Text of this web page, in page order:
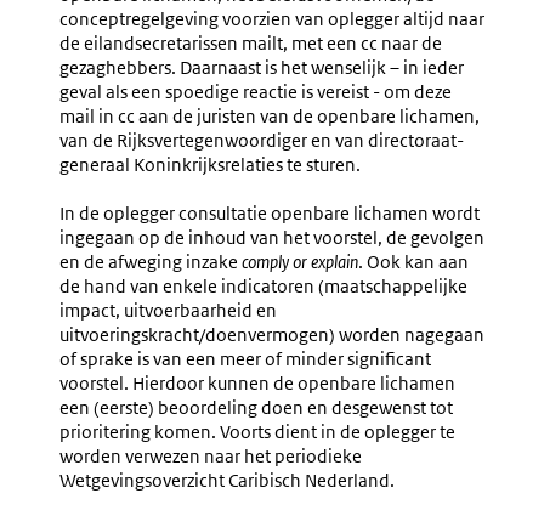
conceptregelgeving voorzien van oplegger altijd naar
de eilandsecretarissen mailt, met een cc naar de
gezaghebbers. Daarnaast is het wenselijk – in ieder
geval als een spoedige reactie is vereist - om deze
mail in cc aan de juristen van de openbare lichamen,
van de Rijksvertegenwoordiger en van directoraat-
generaal Koninkrijksrelaties te sturen.
In de oplegger consultatie openbare lichamen wordt
ingegaan op de inhoud van het voorstel, de gevolgen
en de afweging inzake comply or explain. Ook kan aan
de hand van enkele indicatoren (maatschappelijke
impact, uitvoerbaarheid en
uitvoeringskracht/doenvermogen) worden nagegaan
of sprake is van een meer of minder significant
voorstel. Hierdoor kunnen de openbare lichamen
een (eerste) beoordeling doen en desgewenst tot
prioritering komen. Voorts dient in de oplegger te
worden verwezen naar het periodieke
Wetgevingsoverzicht Caribisch Nederland.